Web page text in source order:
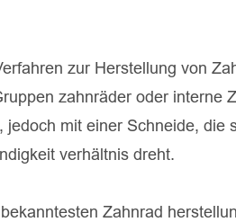
zur Herstellung von
zahnräder oder interne
mit einer Schneide, die
verhältnis dreht.
Zahnrad